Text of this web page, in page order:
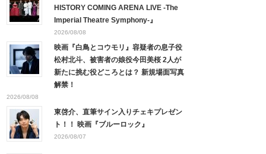
HISTORY COMING ARENA LIVE -The
Imperial Theatre Symphony-』
2026/08/08
映画『白鳥とコウモリ』容疑者の息子役
松村北斗、被害者の娘役今田美桜 2人が
新たに挑む役どころとは？ 新規場面写真
解禁！
2026/08/08
東啓介、直筆サイン入りチェキプレゼン
ト！！ 映画『ブルーロック』
2026/08/07